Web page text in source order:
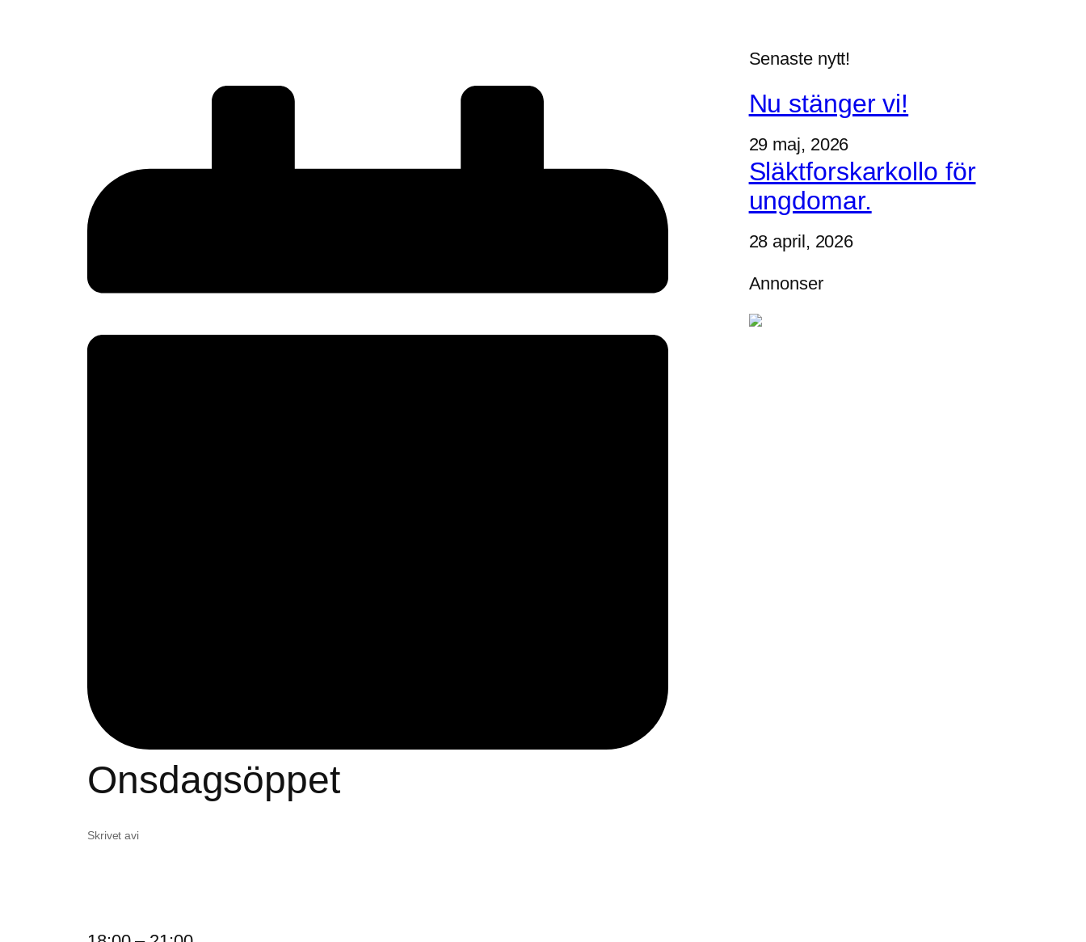
Onsdagsöppet
Skrivet avi
Senaste nytt!
Nu stänger vi!
29 maj, 2026
Släktforskarkollo för
ungdomar.
28 april, 2026
Annonser